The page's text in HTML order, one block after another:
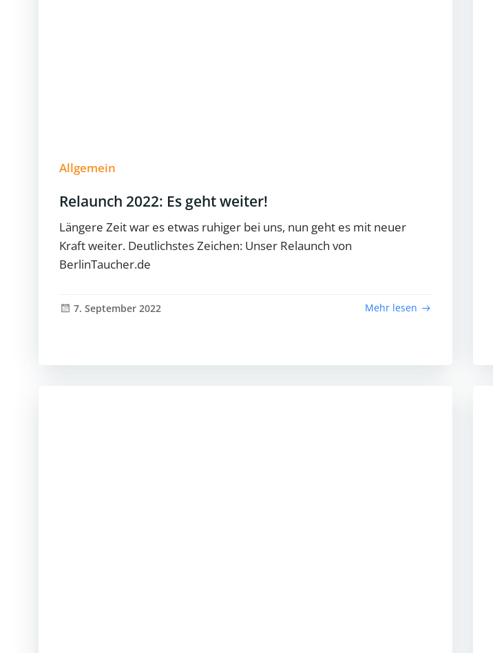
Allgemein
Relaunch 2022: Es geht weiter!
Längere Zeit war es etwas ruhiger bei uns, nun geht es mit neuer
Kraft weiter. Deutlichstes Zeichen: Unser Relaunch von
BerlinTaucher.de
7. September 2022 Mehr lesen